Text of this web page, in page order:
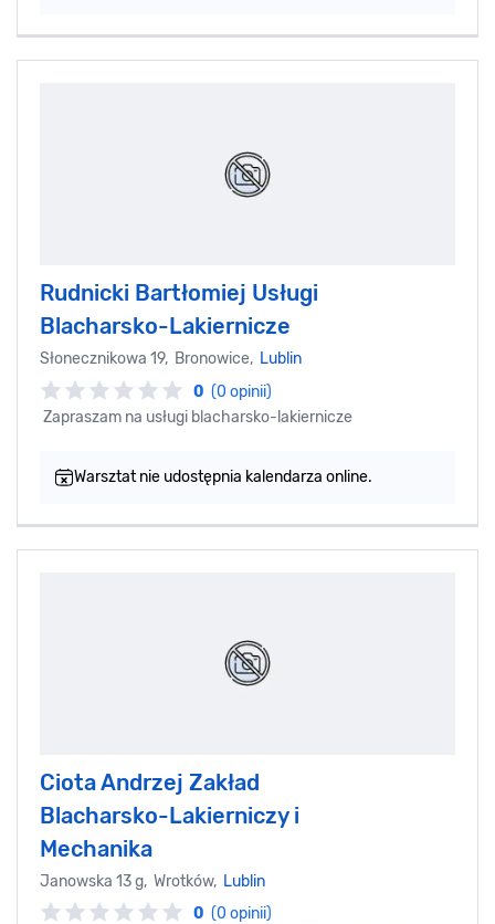
Rudnicki Bartłomiej Usługi
Blacharsko-Lakiernicze
Słonecznikowa 19, Bronowice, Lublin
0 (0 opinii)
Zapraszam na usługi blacharsko-lakiernicze
Warsztat nie udostępnia kalendarza online.
Ciota Andrzej Zakład
Blacharsko-Lakierniczy i
Mechanika
Janowska 13 g, Wrotków, Lublin
0 (0 opinii)